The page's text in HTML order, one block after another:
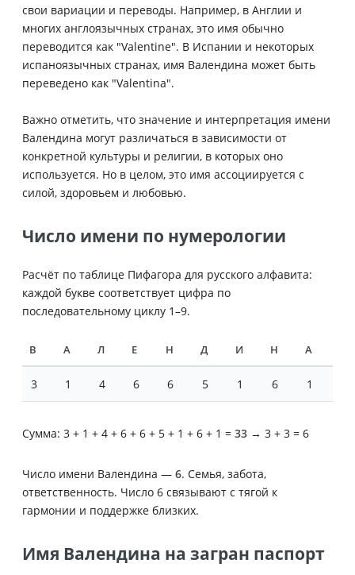
свои вариации и переводы. Например, в Англии и
многих англоязычных странах, это имя обычно
переводится как "Valentine". В Испании и некоторых
испаноязычных странах, имя Валендина может быть
переведено как "Valentina".
Важно отметить, что значение и интерпретация имени
Валендина могут различаться в зависимости от
конкретной культуры и религии, в которых оно
используется. Но в целом, это имя ассоциируется с
силой, здоровьем и любовью.
Число имени по нумерологии
Расчёт по таблице Пифагора для русского алфавита:
каждой букве соответствует цифра по
последовательному циклу 1–9.
В А Л Е Н Д И Н А
3 1 4 6 6 5 1 6 1
Сумма: 3 + 1 + 4 + 6 + 6 + 5 + 1 + 6 + 1 = 33 → 3 + 3 = 6
Число имени Валендина — 6. Семья, забота,
ответственность. Число 6 связывают с тягой к
гармонии и поддержке близких.
Имя Валендина на загран паспорт